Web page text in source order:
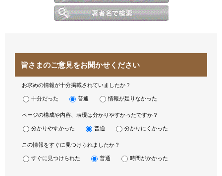
皆さまのご意見をお聞かせください
お求めの情報が十分掲載されていましたか？
十分だった 普通 情報が足りなかった
ページの構成や内容、表現は分かりやすかったですか？
分かりやすかった 普通 分かりにくかった
この情報をすぐに見つけられましたか？
すぐに見つけられた 普通 時間がかかった